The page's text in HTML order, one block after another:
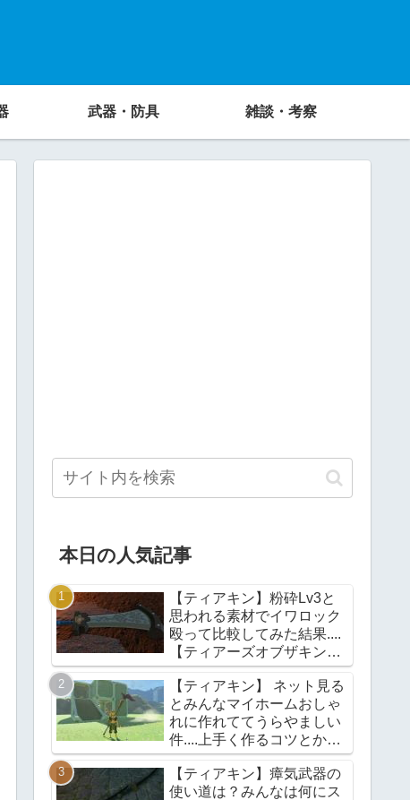
武器・防具 雑談・考察
本日の人気記事
【ティアキン】粉砕Lv3と
思われる素材でイワロック
殴って比較してみた結果....
【ティアーズオブザキング
ダム】
【ティアキン】 ネット見る
とみんなマイホームおしゃ
れに作れててうらやましい
件....上手く作るコツとかあ
る？【ティアーズオブザキ
ングダム】
【ティアキン】瘴気武器の
使い道は？みんなは何にス